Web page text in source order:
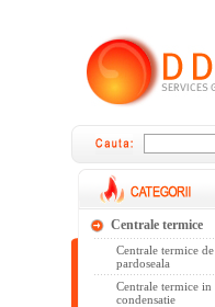
Centrale termice
Centrale termice de
pardoseala
Centrale termice in
condensatie